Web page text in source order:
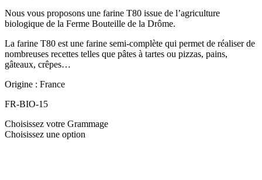
Nous vous proposons une farine T80 issue de l’agriculture
biologique de la Ferme Bouteille de la Drôme.
La farine T80 est une farine semi-complète qui permet de réaliser de
nombreuses recettes telles que pâtes à tartes ou pizzas, pains,
gâteaux, crêpes…
Origine : France
FR-BIO-15
Choisissez votre Grammage
Choisissez une option